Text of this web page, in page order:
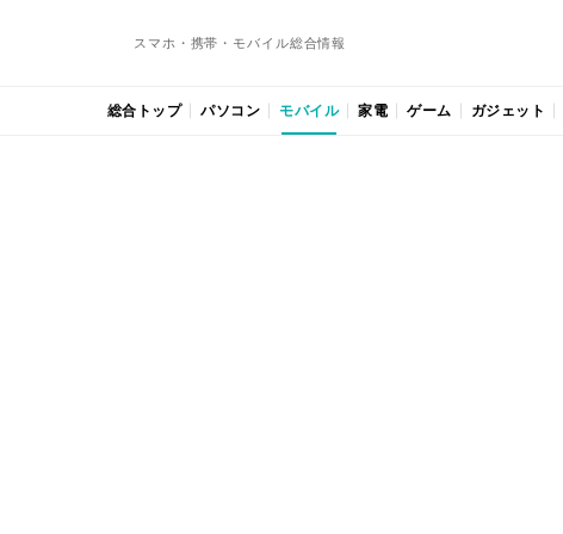
スマホ・携帯・モバイル総合情報
総合トップ パソコン モバイル 家電 ゲーム ガジェット